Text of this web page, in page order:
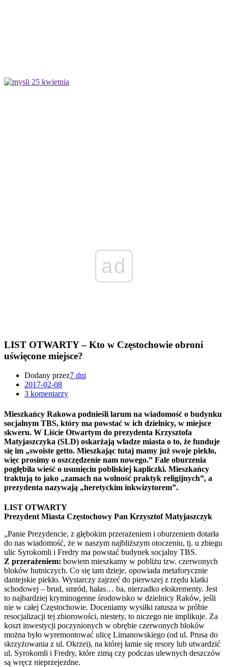
ad
LIST OTWARTY – Kto w Częstochowie obroni
uświęcone miejsce?
Dodany przez7 dni
2017-02-08
3 komentarzy
Mieszkańcy Rakowa podnieśli larum na wiadomość o budynku
socjalnym TBS, który ma powstać w ich dzielnicy, w miejsce
skweru. W Liście Otwartym do prezydenta Krzysztofa
Matyjaszczyka (SLD) oskarżają władze miasta o to, że funduje
się im „swoiste getto. Mieszkając tutaj mamy już swoje piekło,
więc prosimy o oszczędzenie nam nowego.” Fale oburzenia
pogłębiła wieść o usunięciu pobliskiej kapliczki. Mieszkańcy
traktują to jako „zamach na wolność praktyk religijnych”, a
prezydenta nazywają „heretyckim inkwizytorem”.
LIST OTWARTY
Prezydent Miasta Częstochowy Pan Krzysztof Matyjaszczyk
„Panie Prezydencie, z głębokim przerażeniem i oburzeniem dotarła
do nas wiadomość, że w naszym najbliższym otoczeniu, tj. u zbiegu
ulic Syrokomli i Fredry ma powstać budynek socjalny TBS.
Z przerażeniem: bowiem mieszkamy w pobliżu tzw. czerwonych
bloków hutniczych. Co się tam dzieje, opowiada metaforycznie
dantejskie piekło. Wystarczy zajrzeć do pierwszej z rzędu klatki
schodowej – brud, smród, hałas… ba, nierzadko ekskrementy. Jest
to najbardziej kryminogenne środowisko w dzielnicy Raków, jeśli
nie w całej Częstochowie. Doceniamy wysiłki ratusza w próbie
resocjalizacji tej zbiorowości, niestety, to niczego nie implikuje. Za
koszt inwestycji poczynionych w obrębie czerwonych bloków
można było wyremontować ulicę Limanowskiego (od ul. Prusa do
skrzyżowania z ul. Okrzei), na której łamie się resory lub utwardzić
ul. Syrokomli i Fredry, które zimą czy podczas ulewnych deszczów
są wręcz nieprzejezdne.